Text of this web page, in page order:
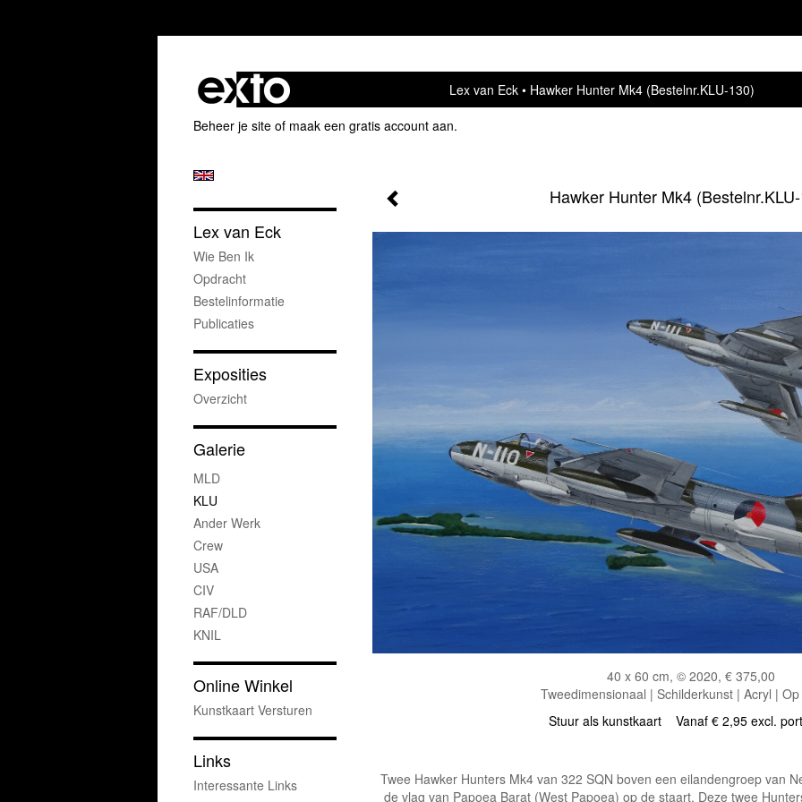
Lex van Eck
Hawker Hunter Mk4 (Bestelnr.KLU-130)
Beheer je site of maak een gratis account aan.
Hawker Hunter Mk4
40 x 60 cm, © 2020, € 375,00
Tweedimensionaal | Schilderkunst | Acryl |
Stuur als kunstkaart Vanaf € 2,95 excl.
Twee Hawker Hunters Mk4 van 322 SQN boven een eilandengroep van
de vlag van Papoea Barat (West Papoea) op de staart. Deze twee
Lex van Eck
Wie Ben Ik
Opdracht
Bestelinformatie
Publicaties
Exposities
Overzicht
Galerie
MLD
KLU
Ander Werk
Crew
USA
CIV
RAF/DLD
KNIL
Online Winkel
Kunstkaart Versturen
Links
Interessante Links